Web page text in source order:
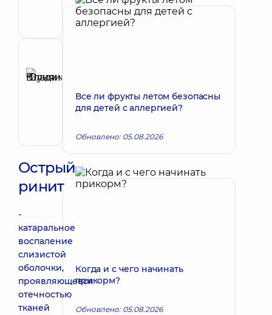
Хирург
челюстно-
лицевой
Владимировна
Отоларинголог;
детский
Запись к врачу
Острый
ринит
-
катаральное
воспаление
слизистой
оболочки,
проявляющееся
отечностью
тканей
Все ли фрукты летом безопасны
для детей с аллергией?
Обновлено: 05.08.2026
Когда и с чего начинать
прикорм?
Обновлено: 05.08.2026